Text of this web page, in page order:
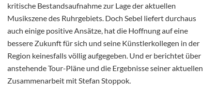
kritische Bestandsaufnahme zur Lage der aktuellen
Musikszene des Ruhrgebiets. Doch Sebel liefert durchaus
auch einige positive Ansätze, hat die Hoffnung auf eine
bessere Zukunft für sich und seine Künstlerkollegen in der
Region keinesfalls völlig aufgegeben. Und er berichtet über
anstehende Tour-Pläne und die Ergebnisse seiner aktuellen
Zusammenarbeit mit Stefan Stoppok.